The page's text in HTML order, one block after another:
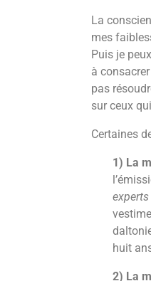
La
mes
Puis je
à
pas
sur ceux
Certaines
1) La
huit
2) La